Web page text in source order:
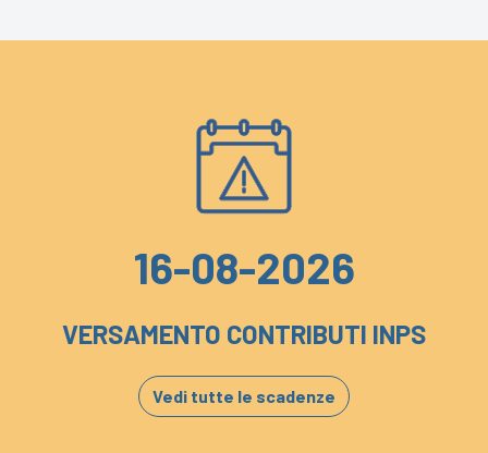
16-08-2026
VERSAMENTO CONTRIBUTI INPS
Vedi tutte le scadenze